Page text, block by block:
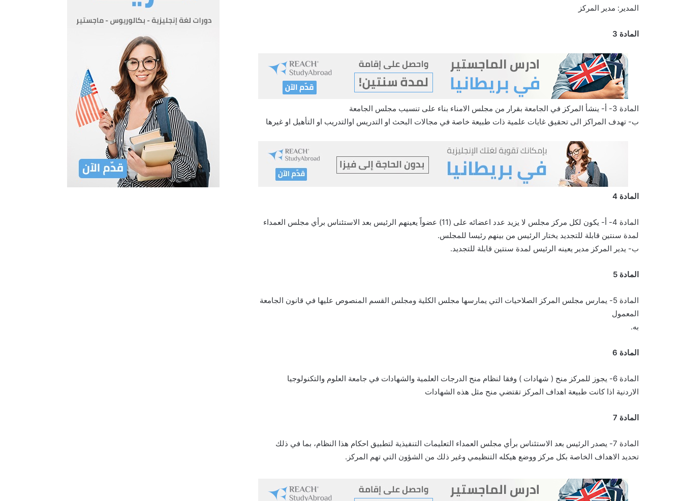
المدير: مدير المركز
المادة 3
المادة 3- أ- ينشأ المركز في الجامعة بقرار من مجلس الامناء بناء على تنسيب مجلس الجامعة
ب- تهدف المراكز الى تحقيق غايات علمية ذات طبيعة خاصة في مجالات البحث او التدريس اوالتدريب او التأهيل او غيرها
المادة 4
المادة 4- أ- يكون لكل مركز مجلس لا يزيد عدد اعضائه على (11) عضواً يعينهم الرئيس بعد الاستئناس برأي مجلس العمداء
لمدة سنتين قابلة للتجديد يختار الرئيس من بينهم رئيسا للمجلس.
ب- يدير المركز مدير يعينه الرئيس لمدة سنتين قابلة للتجديد.
المادة 5
المادة 5- يمارس مجلس المركز الصلاحيات التي يمارسها مجلس الكلية ومجلس القسم المنصوص عليها في قانون الجامعة
المعمول
به.
المادة 6
المادة 6- يجوز للمركز منح ( شهادات ) وفقا لنظام منح الدرجات العلمية والشهادات في جامعة العلوم والتكنولوجيا
الاردنية اذا كانت طبيعة اهداف المركز تقتضي منح مثل هذه الشهادات
المادة 7
المادة 7- يصدر الرئيس بعد الاستئناس برأي مجلس العمداء التعليمات التنفيذية لتطبيق احكام هذا النظام، بما في ذلك
تحديد الاهداف الخاصة بكل مركز ووضع هيكله التنظيمي وغير ذلك من الشؤون التي تهم المركز.